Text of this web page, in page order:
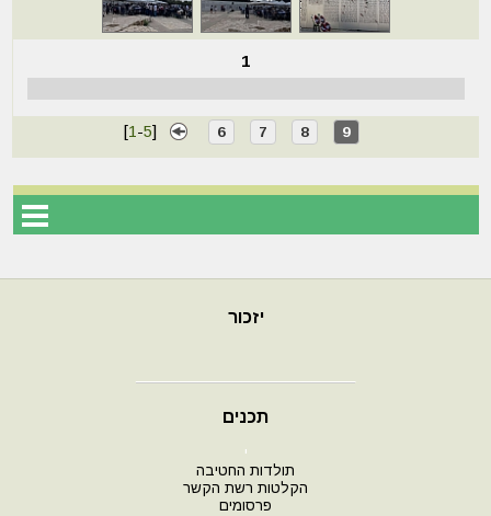
1
[1-5] 6 7 8 9
יזכור
תכנים
י
תולדות החטיבה
הקלטות רשת הקשר
פרסומים